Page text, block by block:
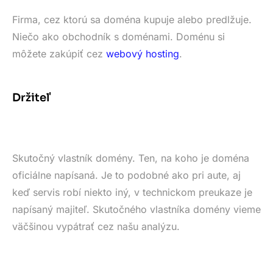
Firma, cez ktorú sa doména kupuje alebo predlžuje.
Niečo ako obchodník s doménami. Doménu si
môžete zakúpiť cez webový hosting.
Držiteľ
Skutočný vlastník domény. Ten, na koho je doména
oficiálne napísaná. Je to podobné ako pri aute, aj
keď servis robí niekto iný, v technickom preukaze je
napísaný majiteľ. Skutočného vlastníka domény vieme
väčšinou vypátrať cez našu analýzu.